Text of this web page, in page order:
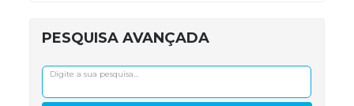
PESQUISA AVANÇADA